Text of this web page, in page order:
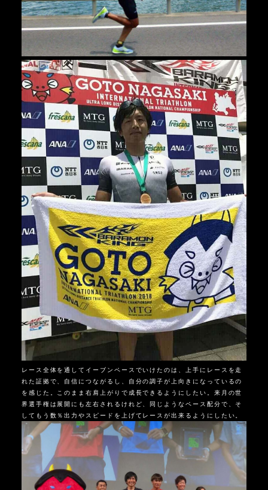
レース全体を通してイーブンペースでいけたのは、上手にレースを走
れた証拠で、自信につながるし、自分の調子が上向きになっているの
を感じた。このまま右肩上がりで成長できるようにしたい。来月の世
界選手権は展開にも左右されるけれど、同じようなペース配分で、そ
してもう数％出力やスピードを上げてレースが出来るようにしたい。